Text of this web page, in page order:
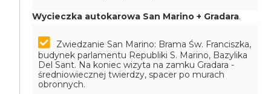
Wycieczka autokarowa San Marino + Gradara.
Zwiedzanie San Marino: Brama Św. Franciszka,
budynek parlamentu Republiki S. Marino, Bazylika
Del Sant. Na koniec wizyta na zamku Gradara -
średniowiecznej twierdzy, spacer po murach
obronnych.